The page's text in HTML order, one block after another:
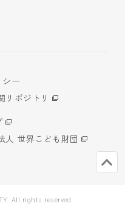
ー
リポジトリ
人 世界こども財団
All rights reserved.